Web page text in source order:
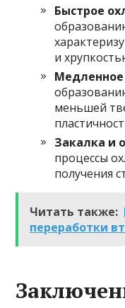
Быстрое
и
меньшей
Закалка и
процессы
получения
Читать также:
переработки